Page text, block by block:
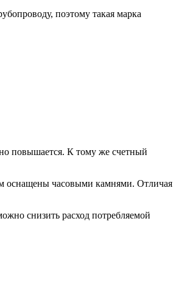
поэтому такая марка
повышается. К тому же счетный
оснащены часовыми камнями. Отличая
снизить расход потребляемой